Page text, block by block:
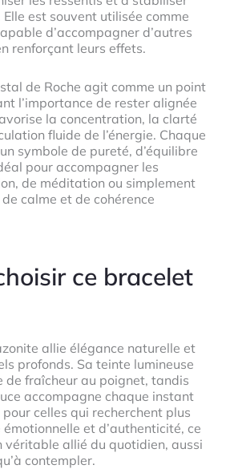
Elle est souvent utilisée comme
d’accompagner d’autres
renforçant leurs effets.
de Roche agit comme un point
l’importance de rester alignée
la concentration, la clarté
fluide de l’énergie. Chaque
symbole de pureté, d’équilibre
pour accompagner les
de méditation ou simplement
calme et de cohérence
ce bracelet
allie élégance naturelle et
profonds. Sa teinte lumineuse
de fraîcheur au poignet, tandis
accompagne chaque instant
celles qui recherchent plus
et d’authenticité, ce
véritable allié du quotidien, aussi
contempler.